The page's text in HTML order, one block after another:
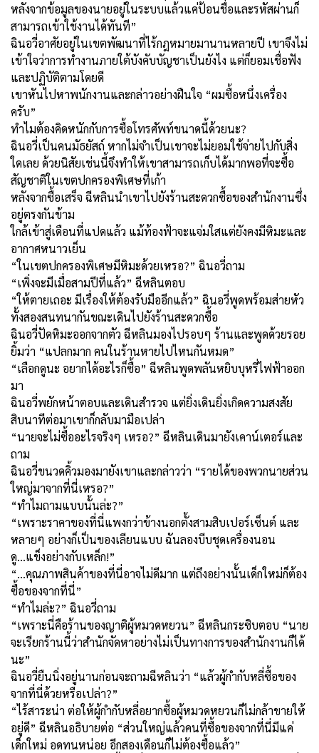
หลังจากข้อมูลของนายอยู่ในระบบแล้วแค่ป้อนชื่อและรหัสผ่านก็
สามารถเข้าใช้งานได้ทันที”
ฉินอวี่อาศัยอยู่ในเขตพัฒนาที่ไร้กฎหมายมานานหลายปี เขาจึงไม่
เข้าใจว่าการทำงานภายใต้บังคับบัญชาเป็นยังไง แต่ก็ยอมเชื่อฟัง
และปฏิบัติตามโดยดี
เขาหันไปหาพนักงานและกล่าวอย่างฝืนใจ “ผมซื้อหนึ่งเครื่อง
ครับ”
ทำไมต้องคิดหนักกับการซื้อโทรศัพท์ขนาดนี้ด้วยนะ?
ฉินอวี่เป็นคนมัธยัสถ์ หากไม่จำเป็นเขาจะไม่ยอมใช้จ่ายไปกับสิ่ง
ใดเลย ด้วยนิสัยเช่นนี้จึงทำให้เขาสามารถเก็บได้มากพอที่จะซื้อ
สัญชาติในเขตปกครองพิเศษที่เก้า
หลังจากซื้อเสร็จ ฉีหลินนำเขาไปยังร้านสะดวกซื้อของสำนักงานซึ่ง
อยู่ตรงกันข้าม
ใกล้เข้าสู่เดือนที่แปดแล้ว แม้ท้องฟ้าจะแจ่มใสแต่ยังคงมีหิมะและ
อากาศหนาวเย็น
“ในเขตปกครองพิเศษมีหิมะด้วยเหรอ?” ฉินอวี่ถาม
“เพิ่งจะมีเมื่อสามปีที่แล้ว” ฉีหลินตอบ
“ให้ตายเถอะ มีเรื่องให้ต้องรับมืออีกแล้ว” ฉินอวี่พูดพร้อมส่ายหัว
ทั้งสองสนทนากันขณะเดินไปยังร้านสะดวกซื้อ
ฉินอวี่ปัดหิมะออกจากตัว ฉีหลินมองไปรอบๆ ร้านและพูดด้วยรอย
ยิ้มว่า “แปลกมาก คนในร้านหายไปไหนกันหมด”
“เลือกดูนะ อยากได้อะไรก็ซื้อ” ฉีหลินพูดพลันหยิบบุหรี่ไฟฟ้าออก
มา
ฉินอวี่พยักหน้าตอบและเดินสำรวจ แต่ยิ่งเดินยิ่งเกิดความสงสัย
สิบนาทีต่อมาเขาก็กลับมามือเปล่า
“นายจะไม่ซื้ออะไรจริงๆ เหรอ?” ฉีหลินเดินมายังเคาน์เตอร์และ
ถาม
ฉินอวี่ขนวดคิ้วมองมายังเขาและกล่าวว่า “รายได้ของพวกนายส่วน
ใหญ่มาจากที่นี่เหรอ?”
“ทำไมถามแบบนั้นล่ะ?”
“เพราะราคาของที่นี่แพงกว่าข้างนอกตั้งสามสิบเปอร์เซ็นต์ และ
หลายๆ อย่างก็เป็นของเลียนแบบ ฉันลองบีบชุดเครื่องนอน
ดู...แข็งอย่างกับเหล็ก!”
“…คุณภาพสินค้าของที่นี่อาจไม่ดีมาก แต่ถึงอย่างนั้นเด็กใหม่ก็ต้อง
ซื้อของจากที่นี่”
“ทำไมล่ะ?” ฉินอวี่ถาม
“เพราะนี่คือร้านของญาติผู้หมวดหยวน” ฉีหลินกระซิบตอบ “นาย
จะเรียกร้านนี้ว่าสำนักจัดหาอย่างไม่เป็นทางการของสำนักงานก็ได้
นะ”
ฉินอวี่ยืนนิ่งอยู่นานก่อนจะถามฉีหลินว่า “แล้วผู้กำกับหลี่ซื้อของ
จากที่นี่ด้วยหรือเปล่า?”
“ไร้สาระน่า ต่อให้ผู้กำกับหลี่อยากซื้อผู้หมวดหยวนก็ไม่กล้าขายให้
อยู่ดี” ฉีหลินอธิบายต่อ “ส่วนใหญ่แล้วคนที่ซื้อของจากที่นี่มีแค่
เด็กใหม่ อดทนหน่อย อีกสองเดือนก็ไม่ต้องซื้อแล้ว”